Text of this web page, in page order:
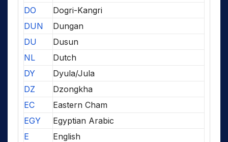
DO
Dogri-Kangri
DUN
Dungan
DU
Dusun
NL
Dutch
DY
Dyula/Jula
DZ
Dzongkha
EC
Eastern Cham
EGY
Egyptian Arabic
E
English